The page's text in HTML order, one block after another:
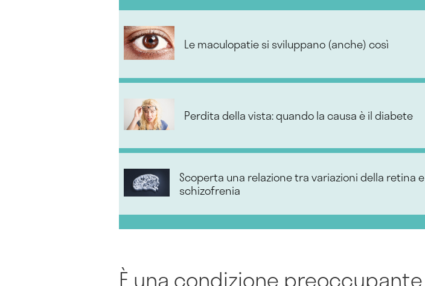
Le maculopatie si sviluppano (anche) così
Perdita della vista: quando la causa è il diabete
Scoperta una relazione tra variazioni della retina e
schizofrenia
È una condizione preoccupante